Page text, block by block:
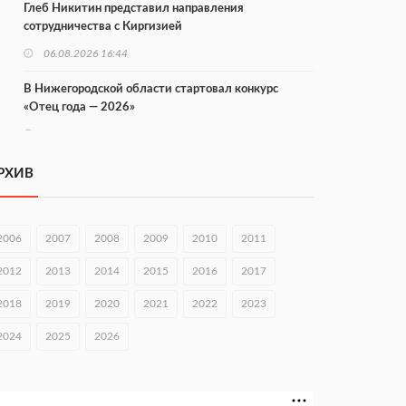
Глеб Никитин представил направления
сотрудничества с Киргизией
06.08.2026 16:44
В Нижегородской области стартовал конкурс
«Отец года — 2026»
Городец подписал соглашения с Кара-Кулем и
вырос в 1,9 раза
В Нижнем Новгороде открыли фестиваль «Семья
2007 2008 2009 2010 2011
2013 2014 2015 2016 2017
2019 2020 2021 2022 2023
2025 2026